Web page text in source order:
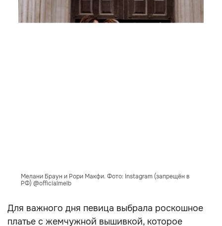
Мелани Браун и Рори Макфи. Фото: Instagram (запрещён в
РФ) @officialmelb
Для важного дня певица выбрала роскошное
платье с жемчужной вышивкой, которое